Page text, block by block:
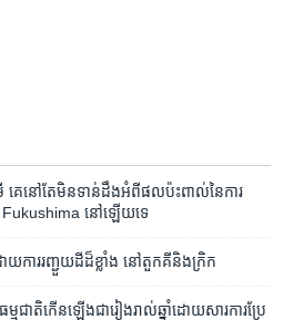
គេ​នៅ​តែ​មិន​ទាន់​ដឹង​អំពី​ផល​ប៉ះពាល់​នៃ​ការ​
Fukushima នៅ​ឡើយ​ទេ
ការរញ្ជួយ​ដី​ដ៏ខ្លាំង នៅ​តួកគី​និង​ក្រិក
មជាតិ​​កើន​ឡើង​​ជា​រៀងរាល់​ឆ្នាំ​ដោយ​សារ​​ការ​ប្រែ